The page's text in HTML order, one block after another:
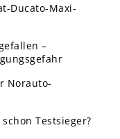
Ducato-Maxi-
–
Norauto-
Testsieger?